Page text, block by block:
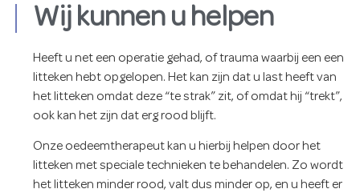
Wij kunnen u helpen
Heeft u net een operatie gehad, of trauma waarbij een een
litteken hebt opgelopen. Het kan zijn dat u last heeft van
het litteken omdat deze “te strak” zit, of omdat hij “trekt”,
ook kan het zijn dat erg rood blijft.
Onze oedeemtherapeut kan u hierbij helpen door het
litteken met speciale technieken te behandelen. Zo wordt
het litteken minder rood, valt dus minder op, en u heeft er